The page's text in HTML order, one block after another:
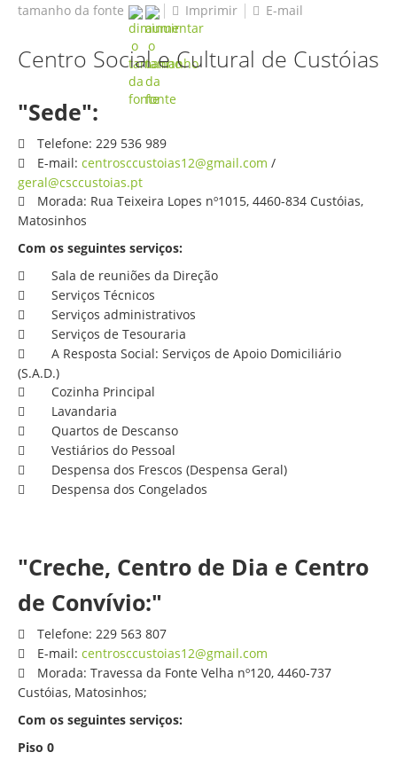
tamanho da fonte Imprimir E-mail
Centro Social e Cultural de Custóias
"Sede":
Telefone: 229 536 989
E-mail: centrosccustoias12@gmail.com /
geral@csccustoias.pt
Morada: Rua Teixeira Lopes nº1015, 4460-834 Custóias,
Matosinhos
Com os seguintes serviços:
Sala de reuniões da Direção
Serviços Técnicos
Serviços administrativos
Serviços de Tesouraria
A Resposta Social: Serviços de Apoio Domiciliário
(S.A.D.)
Cozinha Principal
Lavandaria
Quartos de Descanso
Vestiários do Pessoal
Despensa dos Frescos (Despensa Geral)
Despensa dos Congelados
"Creche, Centro de Dia e Centro
de Convívio:"
Telefone: 229 563 807
E-mail: centrosccustoias12@gmail.com
Morada: Travessa da Fonte Velha nº120, 4460-737
Custóias, Matosinhos;
Com os seguintes serviços:
Piso 0